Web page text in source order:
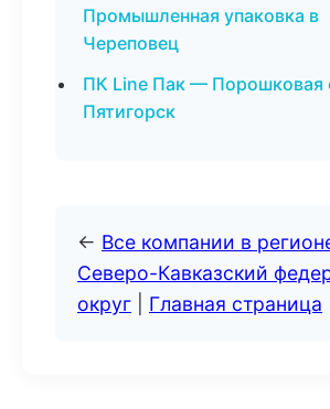
Промышленная упаковка в
Череповец
ПК Line Пак — Порошковая
Пятигорск
← Все компании в
Северо-Кавказский
округ
Главная страница